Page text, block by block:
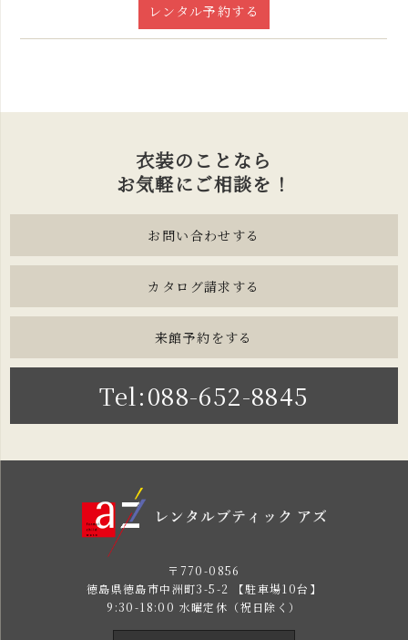
レンタル予約する
衣装のことなら
お気軽にご相談を！
お問い合わせする
カタログ請求する
来館予約をする
Tel:088-652-8845
〒770-0856
徳島県徳島市中洲町3-5-2 【駐車場10台】
9:30-18:00 水曜定休（祝日除く）